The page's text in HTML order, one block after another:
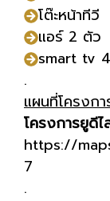
โต๊ะหน้าทีวี
แอร์ 2 ตัว
smart tv
.
แผนที่โครงกา
โครงการยูดี
https://
7
.